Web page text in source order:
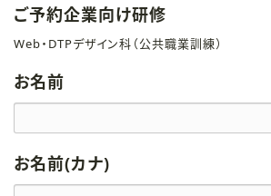
ご予約企業向け研修
Web・DTPデザイン科（公共職業訓練）
お名前
お名前(カナ)